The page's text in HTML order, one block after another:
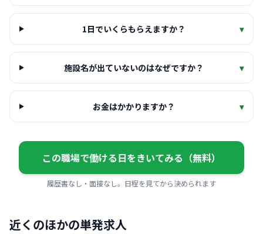
1日でいくらもらえますか？ ▾
施設名が出ていないのはなぜですか？ ▾
お金はかかりますか？ ▾
この職場で働ける日をきいてみる（無料）
履歴書なし・面接なし。日程を見てから決められます
近くのほかの単発求人